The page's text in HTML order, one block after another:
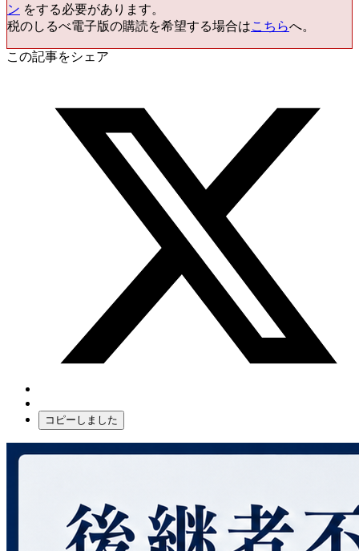
ン をする必要があります。
税のしるべ電子版の購読を希望する場合はこちらへ。
この記事をシェア
コピーしました